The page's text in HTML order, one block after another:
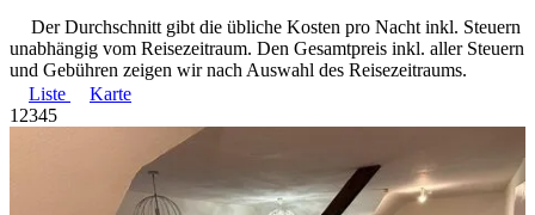
Der Durchschnitt gibt die übliche Kosten pro Nacht inkl. Steuern
unabhängig vom Reisezeitraum. Den Gesamtpreis inkl. aller Steuern
und Gebühren zeigen wir nach Auswahl des Reisezeitraums.
Liste
Karte
1 2345